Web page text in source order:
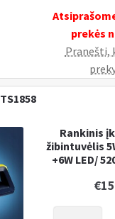
prekės
Pranešti,
TS1858
Rankinis
žibintuvėlis
+6W LED/
€